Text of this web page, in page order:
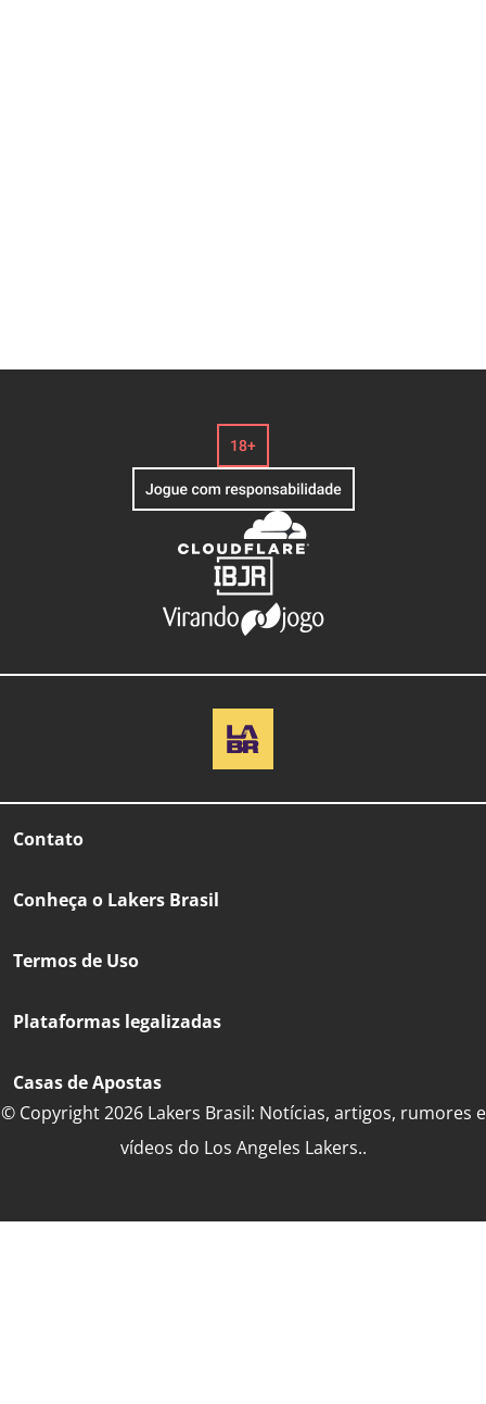
Contato
Conheça o Lakers Brasil
Termos de Uso
Plataformas legalizadas
Casas de Apostas
© Copyright 2026 Lakers Brasil: Notícias, artigos, rumores e
vídeos do Los Angeles Lakers..